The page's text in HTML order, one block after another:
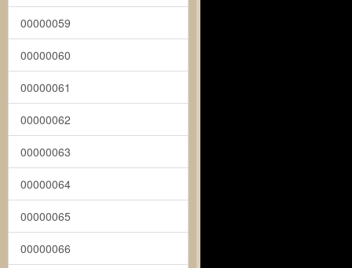
00000059
00000060
00000061
00000062
00000063
00000064
00000065
00000066